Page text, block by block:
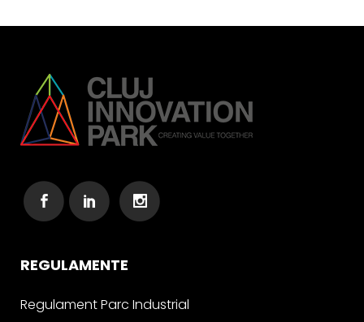
REGULAMENTE
Regulament Parc Industrial